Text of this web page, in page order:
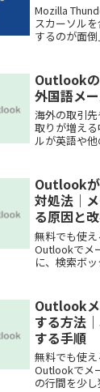
Mozilla
スカーソル
するのが面
カットを紹
Outlookの
外国語メ
海外の取引
取りが増え
ルが英語や
り、追加の
日本語に変...
Outlookが
対処法｜
る原因と
無料でも使
Outlookでメ
に、検索ボ
た症状が発
Outlookメ
する方法
する手順
無料でも使
Outlookでメ
の行間を少